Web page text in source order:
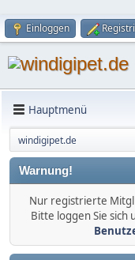
Einloggen
Hauptmenü
windigipet.de
Warnung!
Nur registrierte
Bitte loggen Sie sich